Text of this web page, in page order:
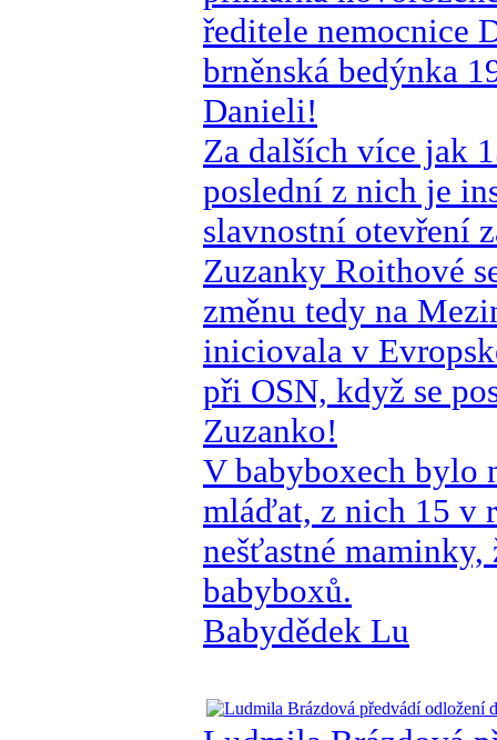
ředitele nemocnice
brněnská bedýnka
Danieli!
Za dalších více jak
poslední z nich je
slavnostní otevření
Zuzanky Roithové
změnu tedy na
iniciovala v
při OSN, když se
Zuzanko!
V babyboxech bylo
mláďat, z nich 15 v
nešťastné
babyboxů.
Babydědek Lu